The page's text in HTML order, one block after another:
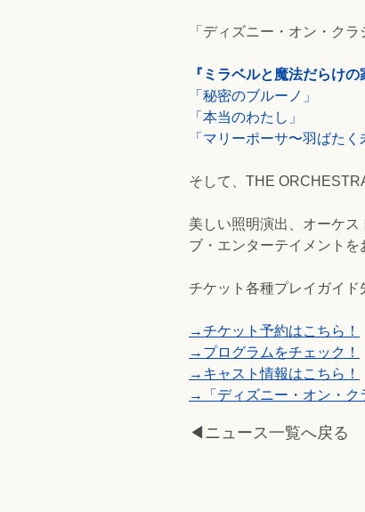
「ディズニー・オン・ク
『ミラベルと魔法だらけの
「秘密のブルーノ」
「本当のわたし」
「マリーポーサ〜羽ばたく
そして、THE
美しい照明演出、オーケ
ブ・エンターテイメントを
チケット各種プレイガイ
→チケット予約はこちら！
→プログラムをチェック！
→キャスト情報はこちら！
→「ディズニー・オン・ク
◀ニュース一覧へ戻る